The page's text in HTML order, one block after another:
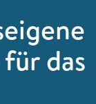
das